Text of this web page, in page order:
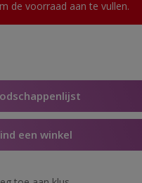
de voorraad aan te vullen.
een winkel